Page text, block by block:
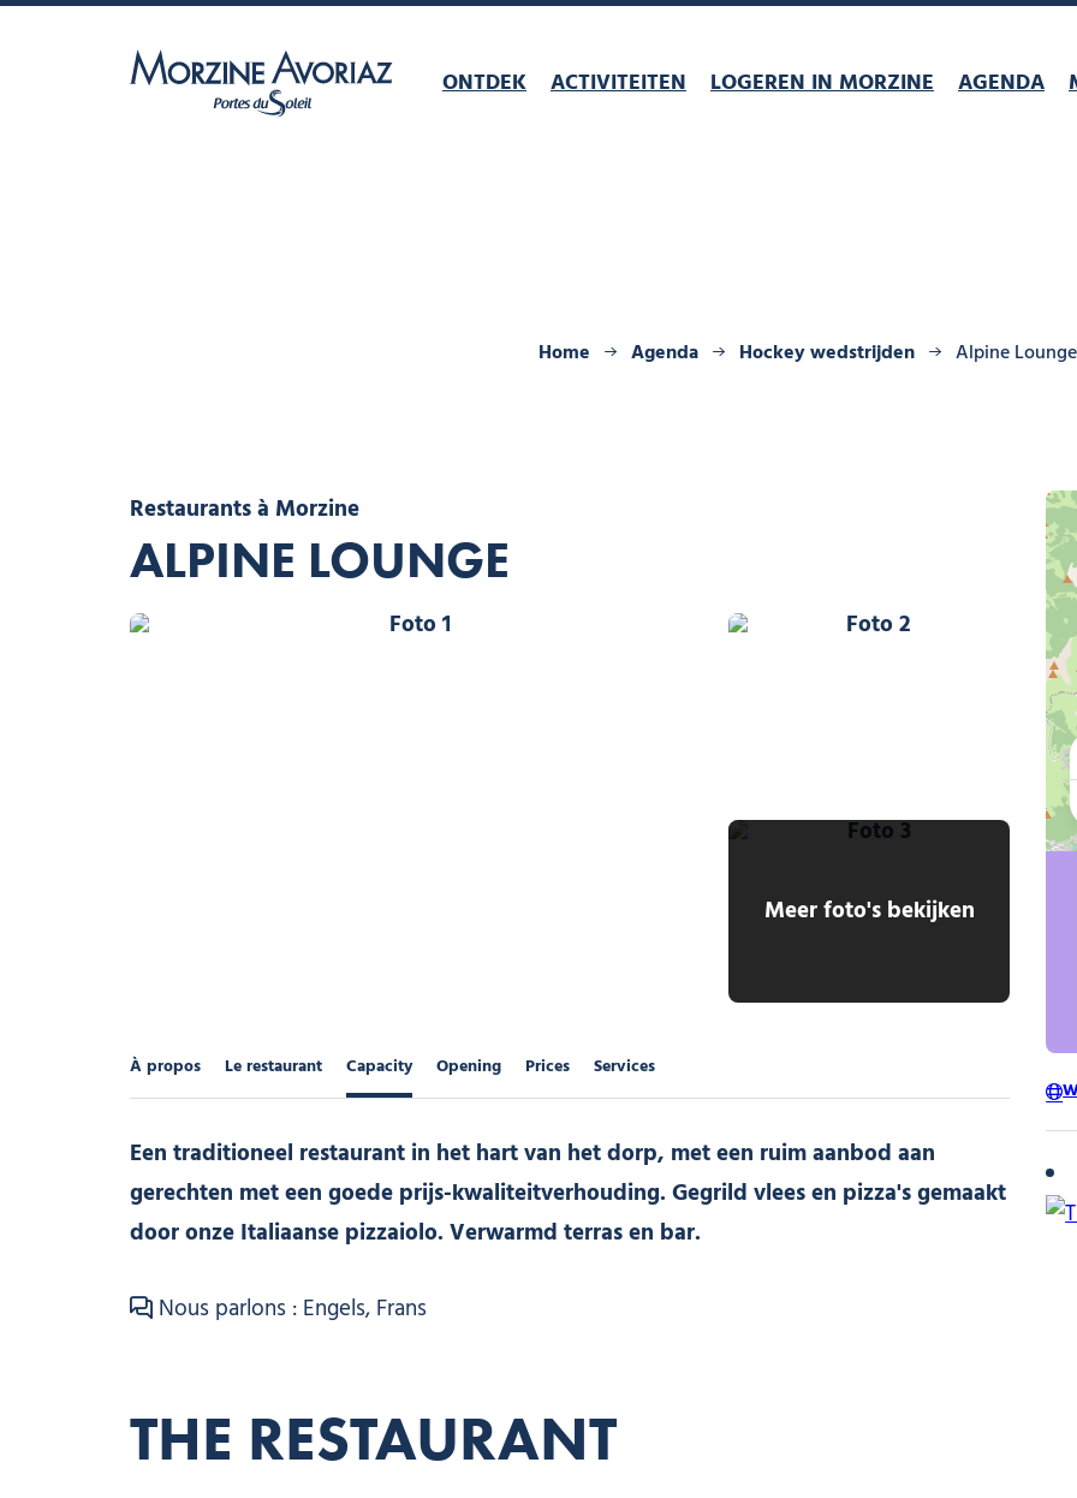
ONTDEK ACTIVITEITEN LOGEREN IN MORZINE AGENDA
Home Agenda Hockey wedstrijden Alpine Lounge
Restaurantsà Morzine
ALPINE LOUNGE
Foto 1 Foto 2
Meer foto's bekijken
Foto 3
À propos Le restaurant Capacity Opening Prices Services
Een traditioneel restaurant in het hart van het dorp, met een ruim aanbod aan
gerechten met een goede prijs-kwaliteitverhouding. Gegrild vlees en pizza's gemaakt
door onze Italiaanse pizzaiolo. Verwarmd terras en bar.
Nous parlons : Engels, Frans
THE RESTAURANT